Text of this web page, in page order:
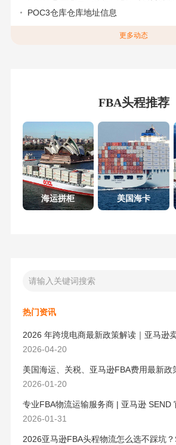
POC3仓库仓库地址信息
更多动态
FBA头程推荐
海运拼柜 美国海卡
热门资讯
2026-04-20
2026-01-20
2026-01-31